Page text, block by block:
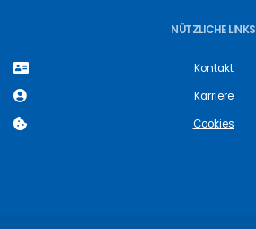
NÜTZLICHE LINKS
Kontakt
Karriere
Cookies